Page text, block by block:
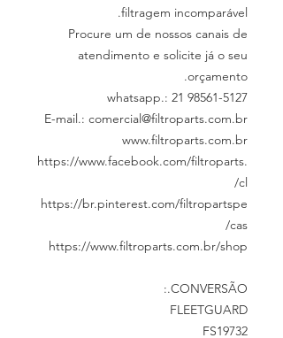
filtragem incomparável.
Procure um de nossos canais de
atendimento e solicite já o seu
orçamento.
whatsapp.: 21 98561-5127
E-mail.: comercial@filtroparts.com.br
www.filtroparts.com.br
https://www.facebook.com/filtroparts.
cl/
https://br.pinterest.com/filtropartspe
cas/
https://www.filtroparts.com.br/shop
CONVERSÃO.:
FLEETGUARD
FS19732